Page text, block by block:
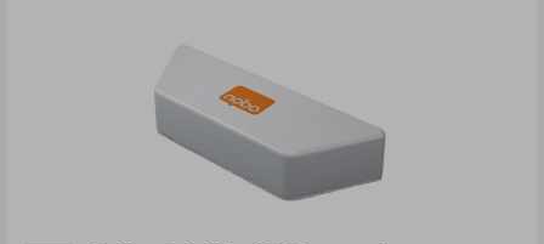
W przypadku użytkowników zalogowanych, aby
umożliwić prawidłową realizację Umowy z Państwem i
związane z tym prawidłowe działanie naszej strony
www, a w szczególności np. wysłanie potwierdzenia
zamówienia na Państwa email lub wyświetlenie